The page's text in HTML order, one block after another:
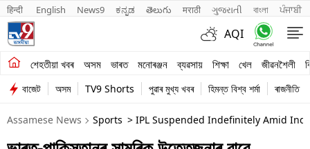
हिन्दी English News9 ಕನ್ನಡ తెలుగు मराठी ગુજરાતી বাংলা ਪੰਜਾਬੀ
AQI
শেহতীয়া খবৰ অসম ভাৰত মনোৰঞ্জন ব্যৱসায় শিক্ষা খেল জীৱনশৈলী
শেহতীয়া খবৰ
অসম
ভাৰত
বাজেট অসম TV9 Shorts পুৱাৰ মুখ্য খবৰ হিমন্ত বিশ্ব শৰ্মা ৰাজনীতি
Assamese News Sports > IPL Suspended Indefinitely Amid